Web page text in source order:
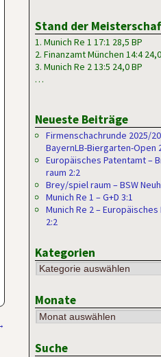
Stand der
1. Munich Re 1 17:1 28,5 BP
2. Finanzamt München 14:4
3. Munich Re 2 13:5 24,0 BP
…
Neueste Beiträge
Firmenschachrunde 2025/
BayernLB-Biergarten-Open
Europäisches Patentamt –
raum 2:2
Brey/spiel raum – BSW
Munich Re 1 – G+D 3:1
Munich Re 2 –
2:2
Kategorien
Monate
Suche